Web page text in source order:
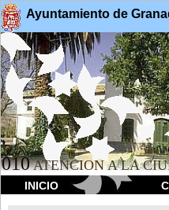
Ayuntamiento de
010 ATENCION A LA
INICIO